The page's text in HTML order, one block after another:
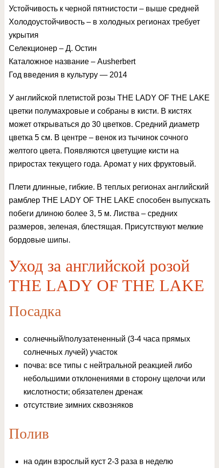
Устойчивость к черной пятнистости – выше средней
Холодоустойчивость – в холодных регионах требует
укрытия
Селекционер – Д. Остин
Каталожное название – Ausherbert
Год введения в культуру — 2014
У английской плетистой розы THE LADY OF THE LAKE
цветки полумахровые и собраны в кисти. В кистях
может открываться до 30 цветков. Средний диаметр
цветка 5 см. В центре – венок из тычинок сочного
желтого цвета. Появляются цветущие кисти на
приростах текущего года. Аромат у них фруктовый.
Плети длинные, гибкие. В теплых регионах английский
рамблер THE LADY OF THE LAKE способен выпускать
побеги длиною более 3, 5 м. Листва – средних
размеров, зеленая, блестящая. Присутствуют мелкие
бордовые шипы.
Уход за английской розой
THE LADY OF THE LAKE
Посадка
солнечный/полузатененный (3-4 часа прямых
солнечных лучей) участок
почва: все типы с нейтральной реакцией либо
небольшими отклонениями в сторону щелочи или
кислотности; обязателен дренаж
отсутствие зимних сквозняков
Полив
на один взрослый куст 2-3 раза в неделю